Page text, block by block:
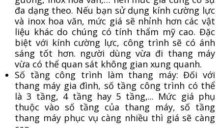
đa dạng theo. Nếu bạn sử dụng kính cường lực
và inox hoa văn, mức giá sẽ nhỉnh hơn các vật
liệu khác do chúng có tính thẩm mỹ cao. Đặc
biệt với kính cường lực, công trình sẽ có ánh
sáng tốt hơn. người dùng vừa đi thang máy
vừa có thể quan sát không gian xung quanh.
Số tầng công trình làm thang máy: Đối với
thang máy gia đình, số tầng công trình có thể
là 3 tầng, 4 tầng hay 5 tầng,... Mức giá phụ
thuộc vào số tầng của thang máy, số tầng
thang máy phục vụ càng nhiều thì giá sẽ càng